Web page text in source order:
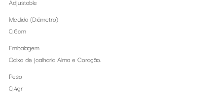
Adjustable
Medida (Diâmetro)
0,6cm
Embalagem
Caixa de joalharia Alma e Coração.
Peso
0,4gr